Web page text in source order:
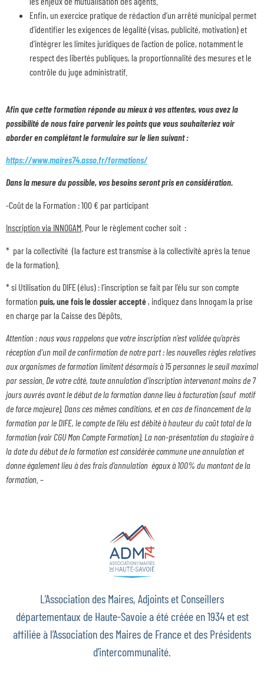
Enfin, un exercice pratique de rédaction d’un arrêté municipal permet
d’identifier les exigences de légalité (visas, publicité, motivation) et
d’intégrer les limites juridiques de l’action de police, notamment le
respect des libertés publiques, la proportionnalité des mesures et le
contrôle du juge administratif.
Afin que cette formation réponde au mieux à vos attentes, vous avez la
possibilité de nous faire parvenir les points que vous souhaiteriez voir
aborder en complétant le formulaire sur le lien suivant :
https://www.maires74.asso.fr/formations/
Dans la mesure du possible, vos besoins seront pris en considération.
-Coût de la Formation : 100 € par participant
Inscription via INNOGAM . Pour le règlement cocher soit :
* par la collectivité (la facture est transmise à la collectivité après la tenue
de la formation).
* si Utilisation du DIFE (élus) : l’inscription se fait par l’élu sur son compte
formation puis, une fois le dossier accepté , indiquez dans Innogam la prise
en charge par la Caisse des Dépôts.
Attention : nous vous rappelons que votre inscription n’est validée qu’après
réception d’un mail de confirmation de notre part : les nouvelles règles relatives
aux organismes de formation limitent désormais à 15 personnes le seuil maximal
par session. De votre côté, toute annulation d’inscription intervenant moins de 7
jours ouvrés avant le début de la formation donne lieu à facturation (sauf motif
de force majeure). Dans ces mêmes conditions, et en cas de financement de la
formation par le DIFE, le compte de l’élu est débité à hauteur du coût total de la
formation (voir CGU Mon Compte Formation). La non-présentation du stagiaire à
la date du début de la formation est considérée commune une annulation et
donne également lieu à des frais d’annulation égaux à 100% du montant de la
formation. –
L’Association des Maires, Adjoints et Conseillers
départementaux de Haute-Savoie a été créée en 1934 et est
affiliée à l’Association des Maires de France et des Présidents
d’intercommunalité.